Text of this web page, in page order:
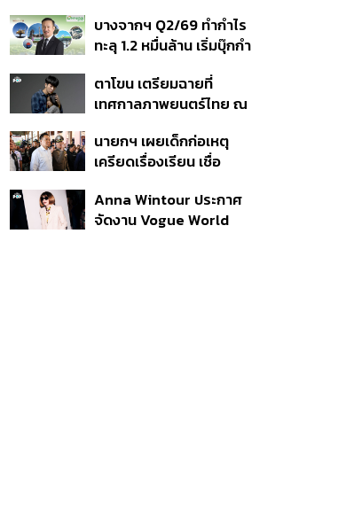
เนื่อง ประเมินปล่อยตัว
บางจากฯ Q2/69 ทำกำไร
ทะลุ 1.2 หมื่นล้าน เริ่มบุ๊กกำ
แรก หนุนรายได้ครึ่งปีทะลุ
3.2 แสนล้าน
ตาโขน เตรียมฉายที่
เทศกาลภาพยนตร์ไทย ณ
นายกฯ เผยเด็กก่อเหตุ
เครียดเรื่องเรียน เชื่อ
กระสุนอีกกว่า 30 นัด หาก
ไม่จบชีวิตตัวเองอาจสูญ
Anna Wintour ประกาศ
จัดงาน Vogue World